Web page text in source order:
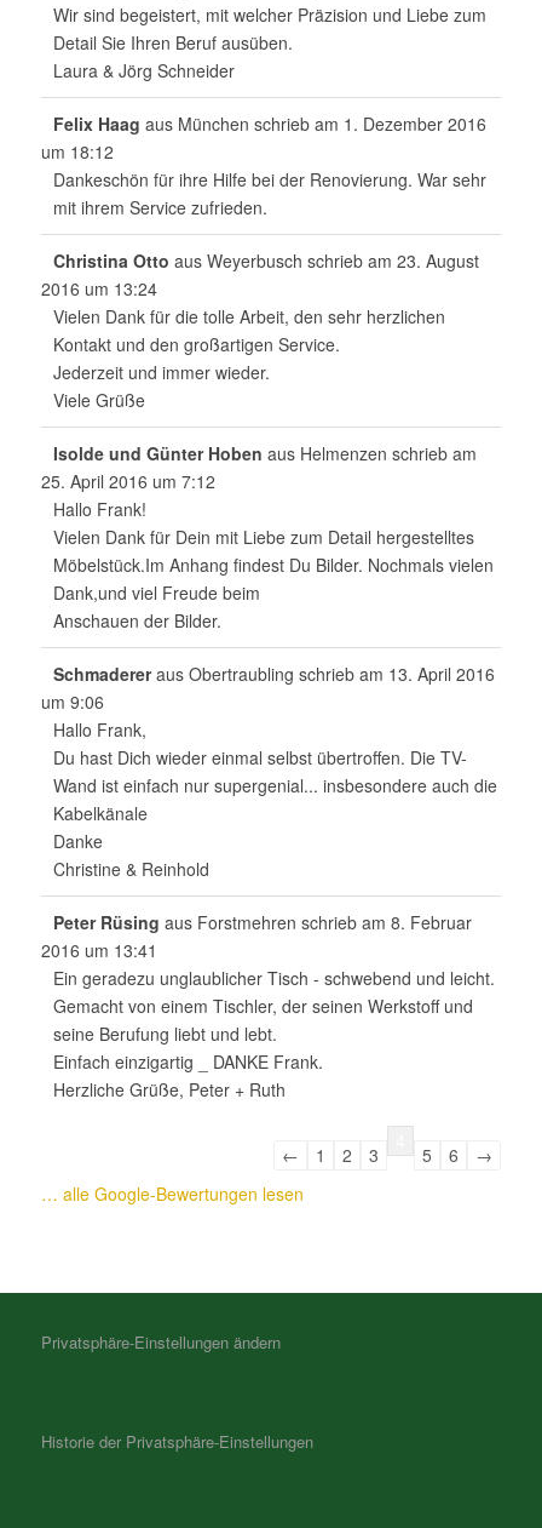
Wir sind begeistert, mit welcher Präzision und Liebe zum
Detail Sie Ihren Beruf ausüben.
Laura & Jörg Schneider
Felix Haag aus München schrieb am 1. Dezember 2016
um 18:12
Dankeschön für ihre Hilfe bei der Renovierung. War sehr
mit ihrem Service zufrieden.
Christina Otto aus Weyerbusch schrieb am 23. August
2016 um 13:24
Vielen Dank für die tolle Arbeit, den sehr herzlichen
Kontakt und den großartigen Service.
Jederzeit und immer wieder.
Viele Grüße
Isolde und Günter Hoben aus Helmenzen schrieb am
25. April 2016 um 7:12
Hallo Frank!
Vielen Dank für Dein mit Liebe zum Detail hergestelltes
Möbelstück.Im Anhang findest Du Bilder. Nochmals vielen
Dank,und viel Freude beim
Anschauen der Bilder.
Schmaderer aus Obertraubling schrieb am 13. April 2016
um 9:06
Hallo Frank,
Du hast Dich wieder einmal selbst übertroffen. Die TV-
Wand ist einfach nur supergenial... insbesondere auch die
Kabelkänale
Danke
Christine & Reinhold
Peter Rüsing aus Forstmehren schrieb am 8. Februar
2016 um 13:41
Ein geradezu unglaublicher Tisch - schwebend und leicht.
Gemacht von einem Tischler, der seinen Werkstoff und
seine Berufung liebt und lebt.
Einfach einzigartig _ DANKE Frank.
Herzliche Grüße, Peter + Ruth
a
v
e
← 1 2 3 5 6
→
… alle Google-Bewertungen lesen
Privatsphäre-Einstellungen ändern
Historie der Privatsphäre-Einstellungen